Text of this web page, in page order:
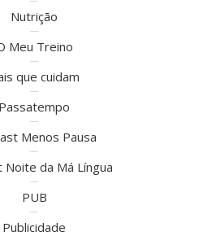
Nutrição
Meu Treino
que cuidam
Passatempo
Menos Pausa
Noite da Má Língua
PUB
Publicidade